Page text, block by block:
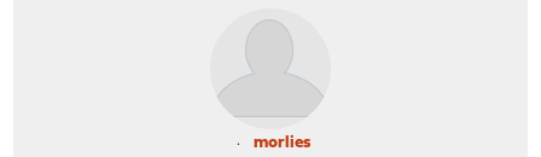
morlies